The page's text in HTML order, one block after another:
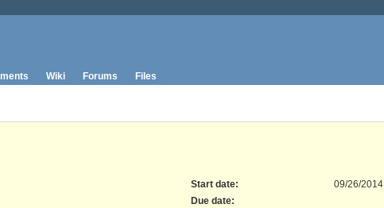
Wiki Forums Files
Start date:
09/26/2014
Due date: